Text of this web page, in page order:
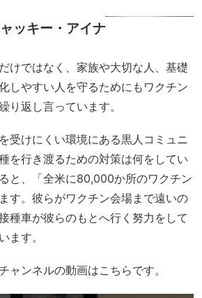
ッキー・アイナ
けではなく、家族や大切な人、基礎
しやすい人を守るためにもワクチン
り返し言っています。
受けにくい環境にある黒人コミュニ
を行き渡るための対策は何をしてい
と、「全米に80,000か所のワクチン
す。彼らがワクチン会場まで遠いの
種車が彼らのもとへ行く努力をして
ます。
ャンネルの動画はこちらです。